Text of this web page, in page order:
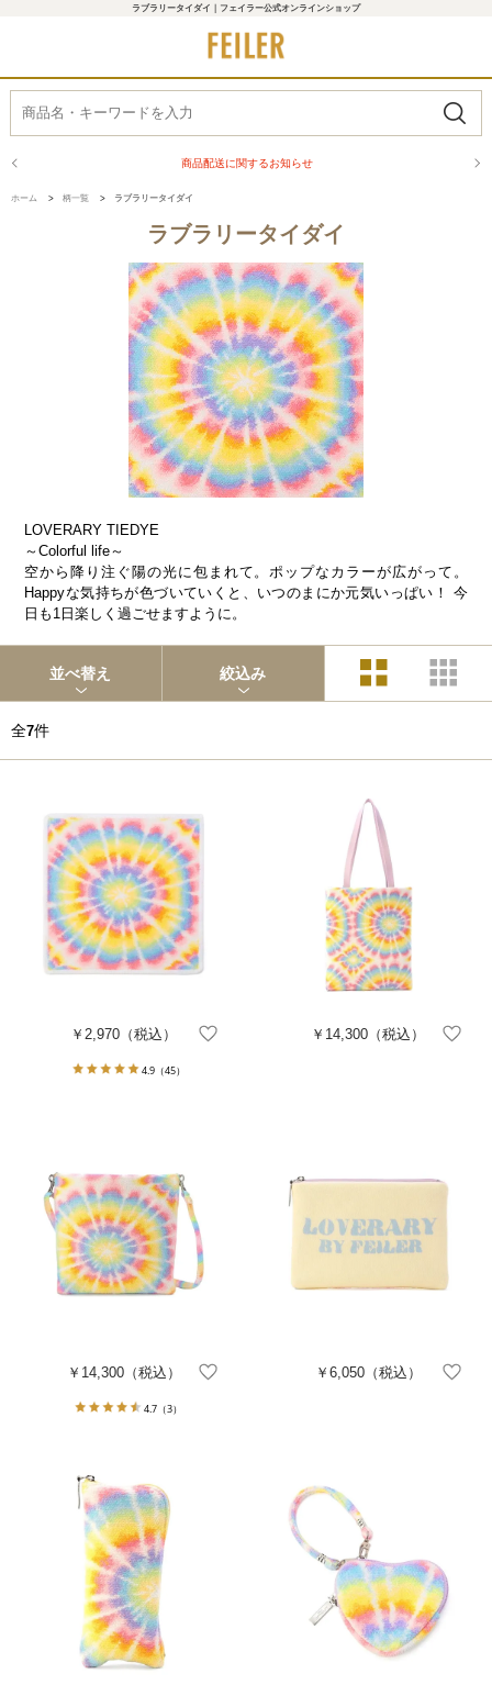
ラブラリータイダイ｜フェイラー公式オンラインショップ
商品配送に関するお知らせ
ホーム > 柄一覧 > ラブラリータイダイ
ラブラリータイダイ
LOVERARY TIEDYE
～Colorful life～
空から降り注ぐ陽の光に包まれて。ポップなカラーが広がって。
Happyな気持ちが色づいていくと、いつのまにか元気いっぱい！ 今
日も1日楽しく過ごせますように。
並べ替え 絞込み
全7件
￥2,970 （税込）
4.9（45）
￥14,300 （税込）
￥14,300（税込）
4.7 （3）
￥6,050（税込）